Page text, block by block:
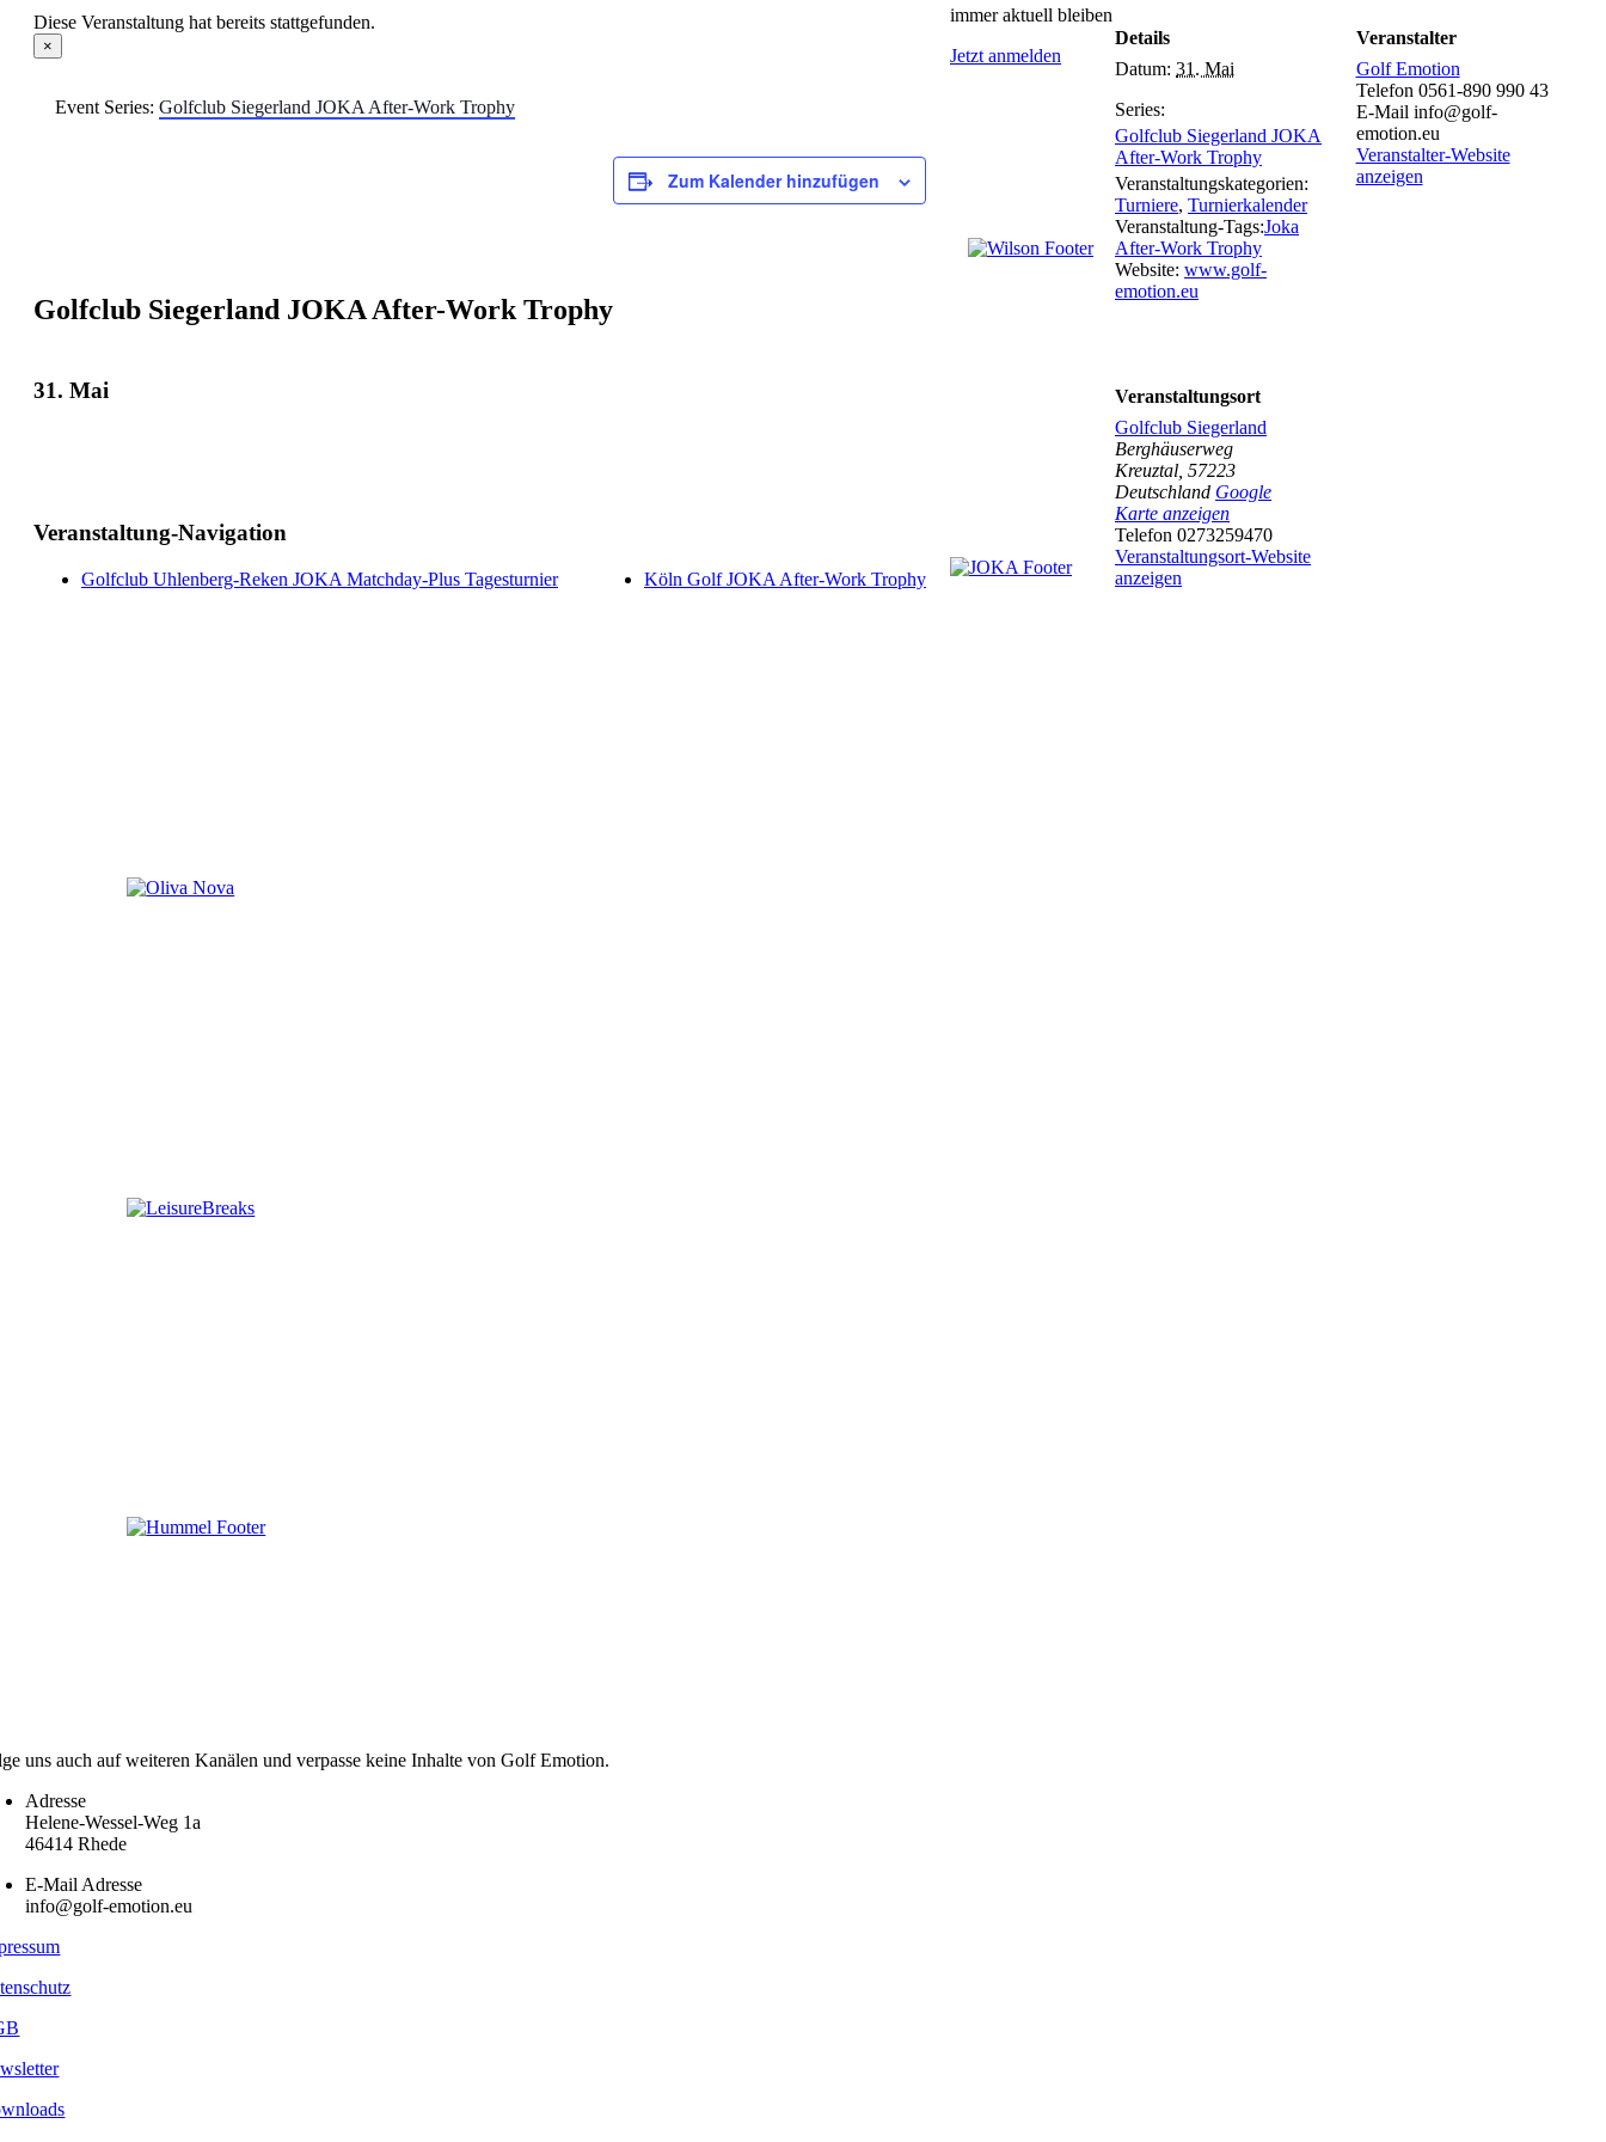
Diese Veranstaltung hat bereits stattgefunden.
×
Event Series: Golfclub Siegerland JOKA After-Work Trophy
Golfclub Siegerland JOKA After-Work Trophy
31. Mai
Zum Kalender hinzufügen
Veranstaltung-Navigation
Golfclub Uhlenberg-Reken JOKA Matchday-Plus Tagesturnier Köln Golf JOKA After-Work Trophy
Details
Datum: 31. Mai
Series:
Golfclub Siegerland JOKA
After-Work Trophy
Veranstaltungskategorien:
Turniere, Turnierkalender
Veranstaltung-Tags:Joka
After-Work Trophy
Website: www.golf-
emotion.eu
Veranstalter
Golf Emotion
Telefon 0561-890 990 43
E-Mail info@golf-
emotion.eu
Veranstalter-Website
anzeigen
Veranstaltungsort
Golfclub Siegerland
Berghäuserweg
Kreuztal 57223
Deutschland Google
Karte anzeigen
Telefon 0273259470
Veranstaltungsort-Website
anzeigen
immer aktuell bleiben
Jetzt anmelden
uns auch auf weiteren Kanälen und verpasse keine Inhalte von Golf Emotion.
Adresse
Helene-Wessel-Weg 1a
46414 Rhede
E-Mail Adresse
info@golf-emotion.eu